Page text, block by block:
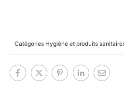
Catégories Hygiène et produits